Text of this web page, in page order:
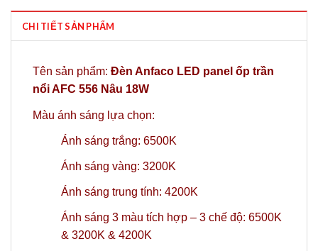
CHI TIẾT SẢN PHẨM
Tên sản phẩm: Đèn Anfaco LED panel ốp trần
nổi AFC 556 Nâu 18W
Màu ánh sáng lựa chọn:
Ánh sáng trắng: 6500K
Ánh sáng vàng: 3200K
Ánh sáng trung tính: 4200K
Ánh sáng 3 màu tích hợp – 3 chế độ: 6500K
& 3200K & 4200K